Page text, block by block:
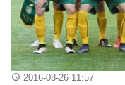
2016-08-26 11:57